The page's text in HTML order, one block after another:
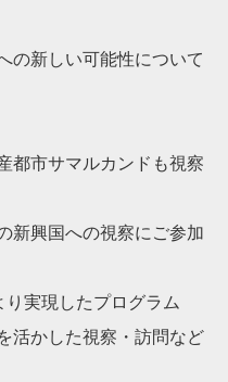
の新しい可能性について
都市サマルカンドも視察
新興国への視察にご参加
実現したプログラム
活かした視察・訪問など